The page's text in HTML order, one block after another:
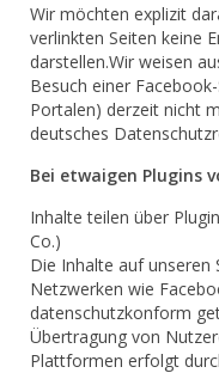
Wir möchten explizit
verlinkten Seiten keine
darstellen.Wir weisen
Besuch einer
Portalen) derzeit nicht
deutsches
Bei etwaigen Plugins
Inhalte teilen über
Co.)
Die Inhalte auf unseren
Netzwerken wie
datenschutzkonform
Übertragung von
Plattformen erfolgt